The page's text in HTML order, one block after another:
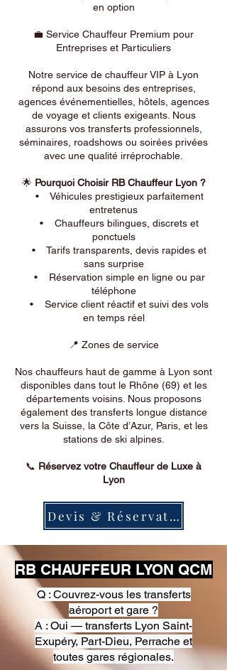
en option
💼 Service Chauffeur Premium pour
Entreprises et Particuliers
Notre service de chauffeur VIP à Lyon
répond aux besoins des entreprises,
agences événementielles, hôtels, agences
de voyage et clients exigeants. Nous
assurons vos transferts professionnels,
séminaires, roadshows ou soirées privées
avec une qualité irréprochable.
🌟 Pourquoi Choisir RB Chauffeur Lyon ?
• Véhicules prestigieux parfaitement
entretenus
• Chauffeurs bilingues, discrets et
ponctuels
• Tarifs transparents, devis rapides et
sans surprise
• Réservation simple en ligne ou par
téléphone
• Service client réactif et suivi des vols
en temps réel
📍 Zones de service
Nos chauffeurs haut de gamme à Lyon sont
disponibles dans tout le Rhône (69) et les
départements voisins. Nous proposons
également des transferts longue distance
vers la Suisse, la Côte d’Azur, Paris, et les
stations de ski alpines.
📞 Réservez votre Chauffeur de Luxe à
Lyon
Devis & Réservation
RB CHAUFFEUR LYON QCM
Q : Couvrez-vous les transferts
aéroport et gare ?
A : Oui — transferts Lyon Saint-
Exupéry, Part-Dieu, Perrache et
toutes gares régionales.